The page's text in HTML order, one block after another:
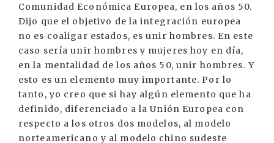
Comunidad Económica Europea, en los años 50.
Dijo que el objetivo de la integración europea
no es coaligar estados, es unir hombres. En este
caso sería unir hombres y mujeres hoy en día,
en la mentalidad de los años 50, unir hombres. Y
esto es un elemento muy importante. Por lo
tanto, yo creo que si hay algún elemento que ha
definido, diferenciado a la Unión Europea con
respecto a los otros dos modelos, al modelo
norteamericano y al modelo chino sudeste